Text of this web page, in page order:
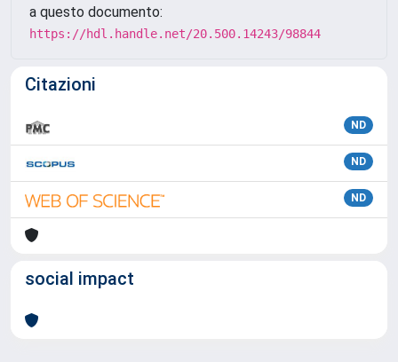
a questo documento:
https://hdl.handle.net/20.500.14243/98844
Citazioni
ND
ND
ND
social impact